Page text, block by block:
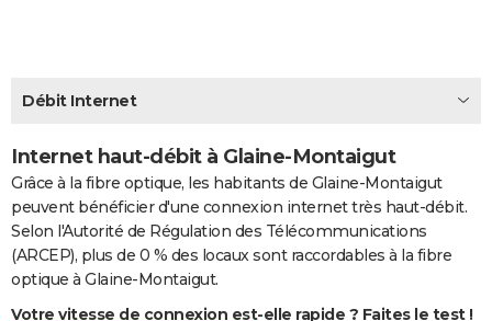
CARTE DE VOEUX
Carte de Noël
Carte Bonne année
Carte Saint-Valentin
Carte Pâques
Carte d'anniversaire
DICTIONNAIRE
PROGRAMME TV
COPAINS D'AVANT
Débit Internet
Internet haut-débit à Glaine-Montaigut
Grâce à la fibre optique, les habitants de Glaine-Montaigut
peuvent bénéficier d'une connexion internet très haut-débit.
Selon l'Autorité de Régulation des Télécommunications
(ARCEP), plus de 0 % des locaux sont raccordables à la fibre
optique à Glaine-Montaigut.
Votre vitesse de connexion est-elle rapide ? Faites le test !